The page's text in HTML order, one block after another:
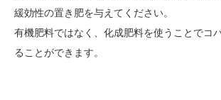
緩効性の置き肥を与えてください。
有機肥料ではなく、化成肥料を使うことでコ
ることができます。